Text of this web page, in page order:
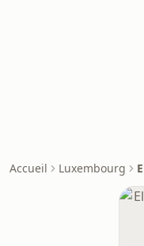
Accueil Luxembourg